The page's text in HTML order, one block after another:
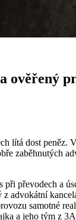
ověřený
lítá dost peněz.
zaběhnutých
při převodech a
advokátní
samotné
a jeho tým z